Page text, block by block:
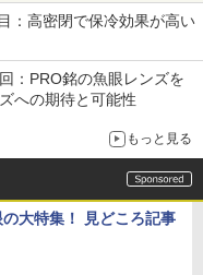
：高密閉で保冷効果が高い
：PRO銘の魚眼レンズを
への期待と可能性
もっと見る
大特集！ 見どころ記事